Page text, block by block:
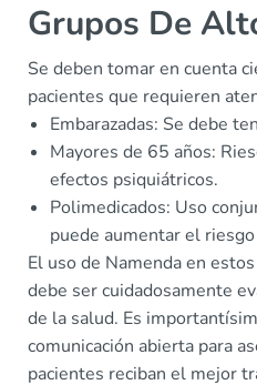
Grupos De
Se deben tomar en cuenta
pacientes que requieren
Embarazadas: Se debe
Mayores de 65 años:
efectos psiquiátricos.
Polimedicados: Uso
puede aumentar el
El uso de Namenda en
debe ser cuidadosamente
de la salud. Es
comunicación abierta para
pacientes reciban el mejor